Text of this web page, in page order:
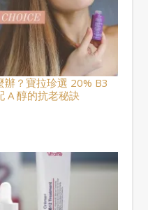
辦？寶拉珍選 20% B3
A 醇的抗老秘訣